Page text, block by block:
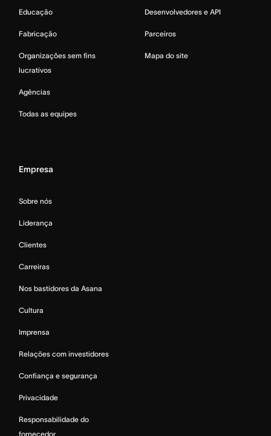
Educação
Fabricação
Organizações sem fins
lucrativos
Agências
Todas as equipes
Desenvolvedores e API
Parceiros
Mapa do site
Empresa
Sobre nós
Liderança
Clientes
Carreiras
Nos bastidores da Asana
Cultura
Imprensa
Relações com investidores
Confiança e segurança
Privacidade
Responsabilidade do
fornecedor